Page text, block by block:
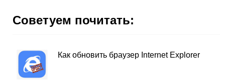
Советуем почитать:
Как обновить браузер Internet Explorer